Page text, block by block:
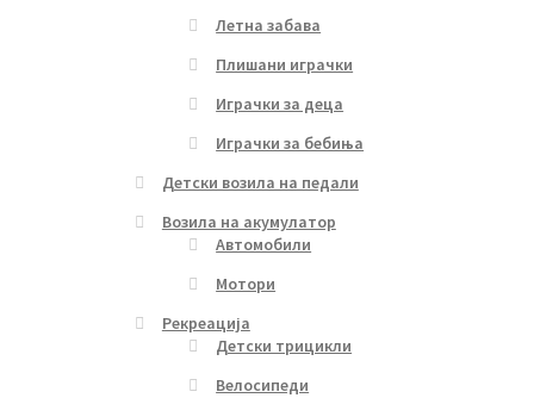
Летна забава
Плишани играчки
Играчки за деца
Играчки за бебиња
Детски возила на педали
Возила на акумулатор
Автомобили
Мотори
Рекреација
Детски трицикли
Велосипеди